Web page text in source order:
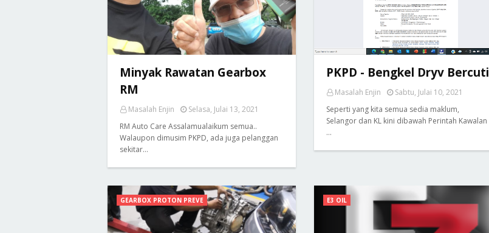
Minyak Rawatan Gearbox
RM
Masalah Enjin
Selasa, Julai 13, 2021
RM Auto Care Assalamualaikum semua..
Walaupon dimusim PKPD, ada juga pelanggan
sekitar…
PKPD - Bengkel Dryv Bercuti
Masalah Enjin
Sabtu, Julai 10, 2021
Seperti yang kita semua sedia maklum,
Selangor dan KL kini dibawah Perintah Kawalan
…
GEARBOX PROTON PREVE E3 OIL